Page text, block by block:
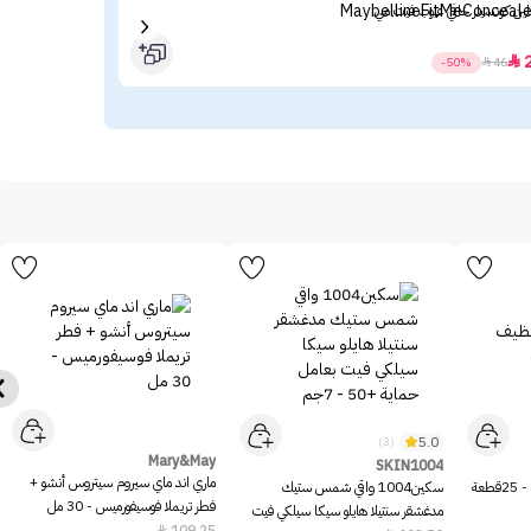
كونسيلر خافي عيوب فيت مي

46

-50%
5.0
(3)
SKIN1004
سكين1004 واقي شمس ستيك
مدغشقر سنتيلا هايلو سيكا سيلكي فيت
Mary&May
ماري اند ماي سيروم سيتروس أنشو +
فطر تريملا فوسيفورميس - 30 مل